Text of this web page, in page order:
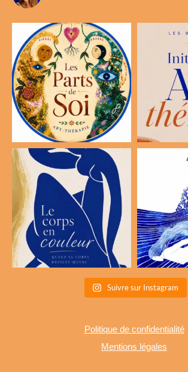
Suivre sur Instagram
Politique de confidentialité
Mentions légales